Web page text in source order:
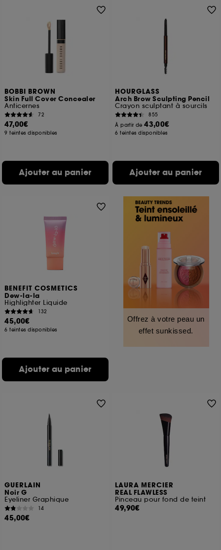
BOBBI BROWN
Skin Full Cover Concealer
Anticernes
72
47,00€
9 teintes disponibles
Ajouter au panier
HOURGLASS
Arch Brow Sculpting Pencil
Crayon sculptant à sourcils
855
À partir de43,00€
6 teintes disponibles
Ajouter au panier
BENEFIT COSMETICS
Dew-la-la
Highlighter Liquide
132
45,00€
6 teintes disponibles
Ajouter au panier
Offrez à votre peau un
effet sunkissed.
GUERLAIN
Noir G
Eyeliner Graphique
14
45,00€
LAURA MERCIER
REAL FLAWLESS
Pinceau pour fond de teint
49,90€